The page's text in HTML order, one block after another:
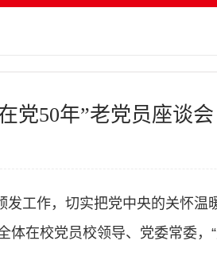
党50年”老党员座谈会
工作，切实把党中央的关怀
体在校党员校领导、党委常委，